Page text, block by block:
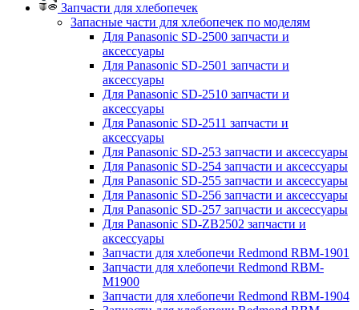
Запчасти для хлебопечек
Запасные части для хлебопечек по моделям
Для Panasonic SD-2500 запчасти и
аксессуары
Для Panasonic SD-2501 запчасти и
аксессуары
Для Panasonic SD-2510 запчасти и
аксессуары
Для Panasonic SD-2511 запчасти и
аксессуары
Для Panasonic SD-253 запчасти и аксессуары
Для Panasonic SD-254 запчасти и аксессуары
Для Panasonic SD-255 запчасти и аксессуары
Для Panasonic SD-256 запчасти и аксессуары
Для Panasonic SD-257 запчасти и аксессуары
Для Panasonic SD-ZB2502 запчасти и
аксессуары
Запчасти для хлебопечи Redmond RBM-1901
Запчасти для хлебопечи Redmond RBM-
M1900
Запчасти для хлебопечи Redmond RBM-1904